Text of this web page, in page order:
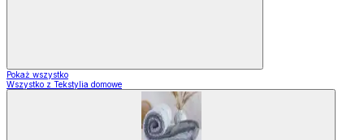
Pokaż wszystko
Wszystko z Tekstylia domowe